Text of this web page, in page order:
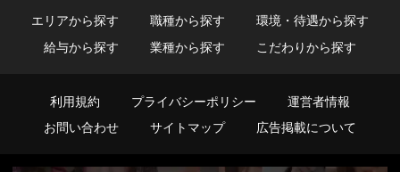
エリアから探す 職種から探す
環境・待遇から探す
給与から探す
業種から探す こだわりから探す
利用規約 プライバシーポリシー
運営者情報
お問い合わせ
サイトマップ 広告掲載について